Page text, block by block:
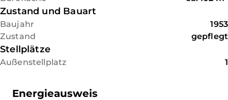
Die Bürofläche befindet sich in
einem gepflegten
beste Voraussetzungen für
angenehmes Arbeitsumfeld
Zustand und Bauart
Baujahr
1953
Zustand
gepflegt
Stellplätze
Außenstellplatz 1
Energieausweis